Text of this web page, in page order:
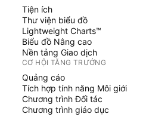
Tiện ích
Thư viện biểu đồ
Lightweight Charts™
Biểu đồ Nâng cao
Nền tảng Giao dịch
CƠ HỘI TĂNG TRƯỞNG
Quảng cáo
Tích hợp tính năng Môi giới
Chương trình Đối tác
Chương trình giáo dục